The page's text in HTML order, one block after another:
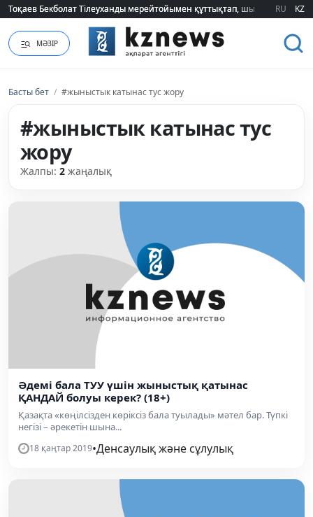
Тоқаев Бекболат Тілеуханды мерейтойымен құттықтап, шығармашылық
Тоқаев Бекболат Тілеуханды мерейтойымен құттықтап, шығармашылық
RU KZ
МӘЗІР
Басты бет / #жыныстык катынас тус жору
#жыныстык катынас тус
жору
Жалпы: 2 жаңалық
Әдемі бала ТУУ үшін жыныстық қатынас
ҚАНДАЙ болуы керек? (18+)
Қазақта «көңілсізден көріксіз бала туылады» мәтел бар. Түпкі
негізі – әрекетін шына...
18 қаңтар 2019•Денсаулық және сұлулық